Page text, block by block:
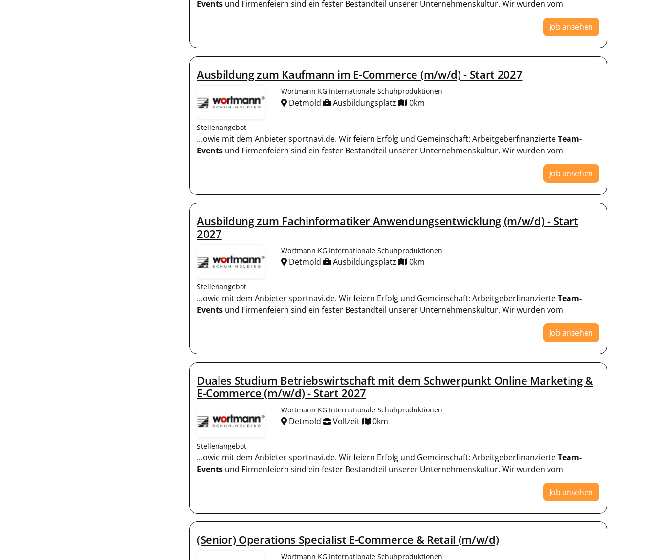
Events und Firmenfeiern sind ein fester Bestandteil unserer Unternehmenskultur. Wir wurden vom
Job ansehen
Ausbildung zum Kaufmann im E-Commerce (m/w/d) - Start 2027
Wortmann KG Internationale Schuhproduktionen
Detmold Ausbildungsplatz 0km
Stellenangebot
...owie mit dem Anbieter sportnavi.de. Wir feiern Erfolg und Gemeinschaft: ArbeitgeberfinanzierteTeam-
Events und Firmenfeiern sind ein fester Bestandteil unserer Unternehmenskultur. Wir wurden vom
Job ansehen
Ausbildung zum Fachinformatiker Anwendungsentwicklung (m/w/d) - Start
2027
Wortmann KG Internationale Schuhproduktionen
Detmold Ausbildungsplatz 0km
Stellenangebot
...owie mit dem Anbieter sportnavi.de. Wir feiern Erfolg und Gemeinschaft: ArbeitgeberfinanzierteTeam-
Events und Firmenfeiern sind ein fester Bestandteil unserer Unternehmenskultur. Wir wurden vom
Job ansehen
Duales Studium Betriebswirtschaft mit dem Schwerpunkt Online Marketing &
E-Commerce (m/w/d) - Start 2027
Wortmann KG Internationale Schuhproduktionen
Detmold Vollzeit 0km
Stellenangebot
...owie mit dem Anbieter sportnavi.de. Wir feiern Erfolg und Gemeinschaft: ArbeitgeberfinanzierteTeam-
Events und Firmenfeiern sind ein fester Bestandteil unserer Unternehmenskultur. Wir wurden vom
Job ansehen
(Senior) Operations Specialist E-Commerce & Retail (m/w/d)
Wortmann KG Internationale Schuhproduktionen